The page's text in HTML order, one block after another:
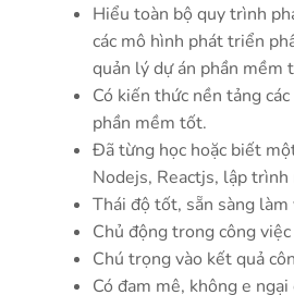
Hiểu toàn bộ quy trình
các mô hình phát triển
quản lý dự án phần mềm
Có kiến thức nền tảng
phần mềm tốt.
Đã từng học hoặc biết
Nodejs, Reactjs, lập
Thái độ tốt, sẵn sàng làm
Chủ động trong công việc
Chú trọng vào kết quả
Có đam mê, không e